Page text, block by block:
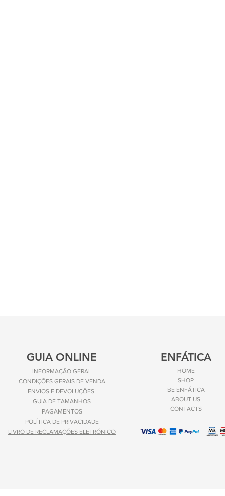
GUIA ONLINE
INFORMAÇÃO GERAL
CONDIÇÕES GERAIS DE VENDA
ENVIOS E DEVOLUÇÕES
GUIA DE TAMANHOS
PAGAMENTOS
POLÍTICA DE PRIVACIDADE
LIVRO DE RECLAMAÇÕES ELETRÓNICO
ENFÁTICA
HOME
SHOP
BE ENFÁTICA
ABOUT US
CONTACTS